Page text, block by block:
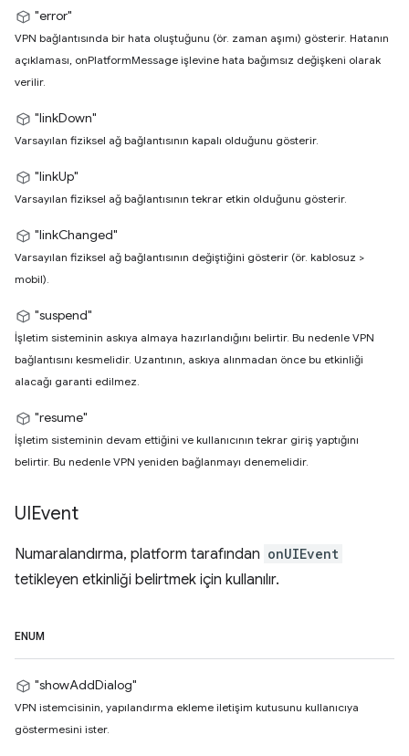
"error"
VPN bağlantısında bir hata oluştuğunu (ör. zaman aşımı) gösterir. Hatanın
açıklaması, onPlatformMessage işlevine hata bağımsız değişkeni olarak
verilir.
"linkDown"
Varsayılan fiziksel ağ bağlantısının kapalı olduğunu gösterir.
"linkUp"
Varsayılan fiziksel ağ bağlantısının tekrar etkin olduğunu gösterir.
"linkChanged"
Varsayılan fiziksel ağ bağlantısının değiştiğini gösterir (ör. kablosuz >
mobil).
"suspend"
İşletim sisteminin askıya almaya hazırlandığını belirtir. Bu nedenle VPN
bağlantısını kesmelidir. Uzantının, askıya alınmadan önce bu etkinliği
alacağı garanti edilmez.
"resume"
İşletim sisteminin devam ettiğini ve kullanıcının tekrar giriş yaptığını
belirtir. Bu nedenle VPN yeniden bağlanmayı denemelidir.
UIEvent
Numaralandırma, platform tarafından onUIEvent
tetikleyen etkinliği belirtmek için kullanılır.
ENUM
"showAddDialog"
VPN istemcisinin, yapılandırma ekleme iletişim kutusunu kullanıcıya
göstermesini ister.